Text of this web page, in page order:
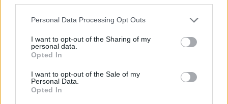
Personal Data Processing Opt Outs
I want to opt-out of the Sharing of my
personal data.
Opted In
I want to opt-out of the Sale of my
Personal Data.
Opted In
letterarie, improntate al
influenzarono notevolmente il
09/12/2012
di Antonio Angeli Per carità non